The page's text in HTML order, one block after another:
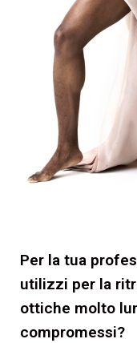
Per la tua
utilizzi per la
ottiche molto
compromessi?